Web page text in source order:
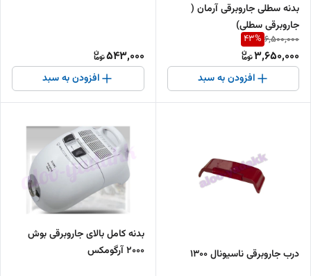
بدنه سطلی جاروبرقی آرمان (
جاروبرقی سطلی)
6,500,000
43%
3,650,000
افزودن به سبد
543,000
افزودن به سبد
درب جاروبرقی ناسیونال ۱۳۰۰
بدنه کامل بالای جاروبرقی بوش
۲۰۰۰ آرگومکس